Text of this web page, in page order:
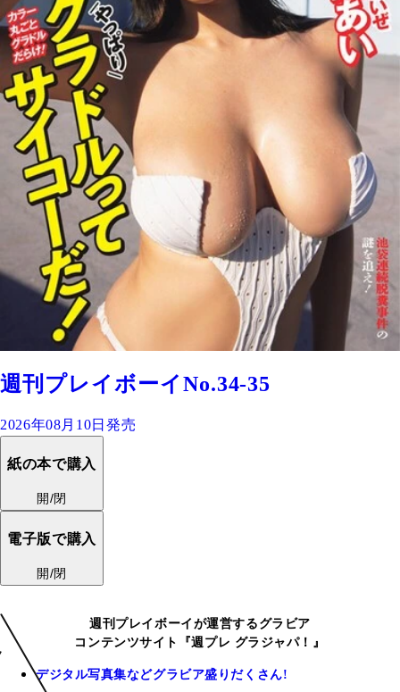
週刊プレイボーイNo.34-35
2026年08月10日発売
紙の本で購入
開/閉
電子版で購入
開/閉
週刊プレイボーイが運営するグラビア
コンテンツサイト『週プレ グラジャパ！』
デジタル写真集などグラビア盛りだくさん!